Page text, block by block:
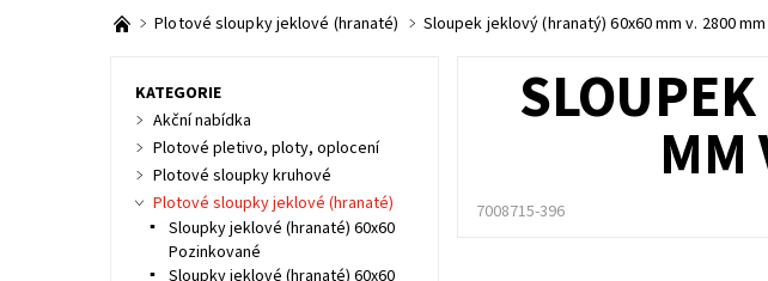
KONTAKTY
Plotové sloupky jeklové (hranaté) Sloupek jeklový (hranatý) 60x60 mm v. 2800
MM
7008715-396
KATEGORIE
Akční nabídka
Plotové pletivo, ploty, oplocení
Plotové sloupky kruhové
Plotové sloupky jeklové (hranaté)
Sloupky jeklové (hranaté) 60x60
Pozinkované
Sloupky jeklové (hranaté) 60x60